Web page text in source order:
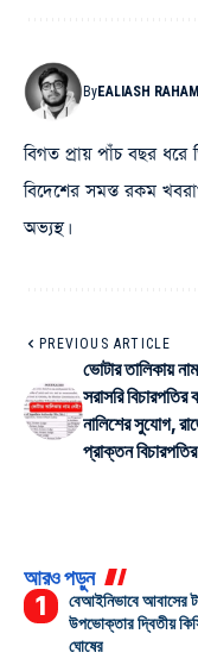
ByEALIASH
বিগত প্রায় পাঁচ বছর ধরে
বিদেশের সমস্ত রকম
অভ্যস্থ।
PREVIOUS ARTICLE
ভোটার তালিকায়
সরাসরি বিচারপতির
নালিশের সুযোগ,
প্রাক্তন
আরও পড়ুন
বেআইনিভাবে আবাসের
উপভোক্তার দ্বিতীয়
ঘোষের